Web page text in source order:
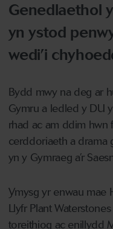
Genedlaethol
yn ystod
wedi’i
Bydd mwy na deg ar
Gymru a ledled y DU
rhad ac am ddim hwn
cerddoriaeth a drama
yn y Gymraeg a’r
Ymysg yr enwau mae
Llyfr Plant
toreithiog ac enillydd